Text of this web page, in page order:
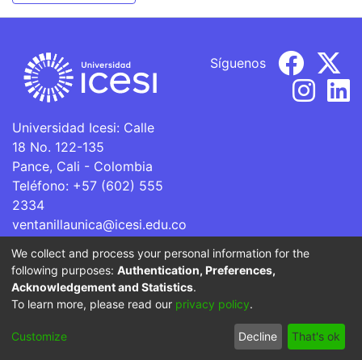
Universidad Icesi: Calle
18 No. 122-135
Pance, Cali - Colombia
Teléfono: +57 (602) 555
2334
ventanillaunica@icesi.edu.co
Síguenos
La Universidad Icesi es una Institución de Educación
Superior que se encuentra sujeta a inspección y vigilancia
por parte del Ministerio de Educación Nacional.
Cookie
End User
Agreement
Send
Feedback
We collect and process your personal information for the
following purposes: Authentication, Preferences,
Acknowledgement and Statistics.
To learn more, please read our privacy policy.
Customize Decline That's ok